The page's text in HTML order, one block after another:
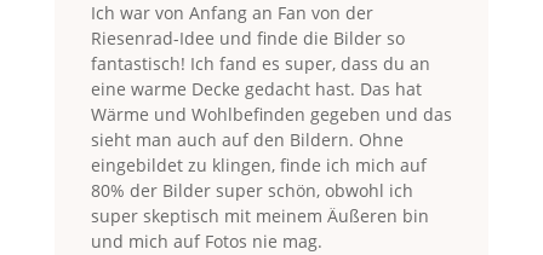
Ich war von Anfang an Fan von der
Riesenrad-Idee und finde die Bilder so
fantastisch! Ich fand es super, dass du an
eine warme Decke gedacht hast. Das hat
Wärme und Wohlbefinden gegeben und das
sieht man auch auf den Bildern. Ohne
eingebildet zu klingen, finde ich mich auf
80% der Bilder super schön, obwohl ich
super skeptisch mit meinem Äußeren bin
und mich auf Fotos nie mag.